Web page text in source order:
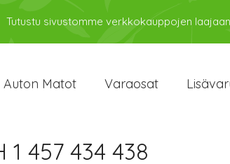
Tutustu sivustomme verkkokauppojen
Auton Matot Varaosat
457 434 438